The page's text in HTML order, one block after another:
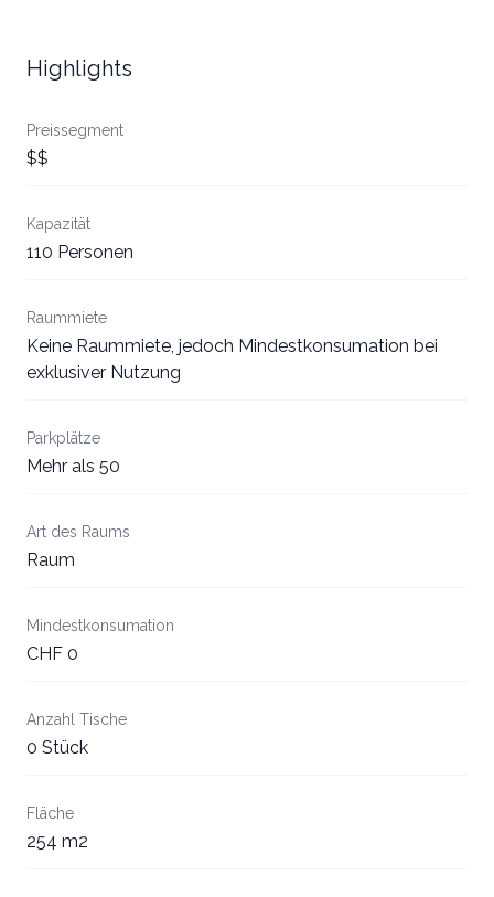
Highlights
Preissegment
$$
Kapazität
110 Personen
Raummiete
Keine Raummiete, jedoch Mindestkonsumation bei
exklusiver Nutzung
Parkplätze
Mehr als 50
Art des Raums
Raum
Mindestkonsumation
CHF 0
Anzahl Tische
0 Stück
Fläche
254 m2